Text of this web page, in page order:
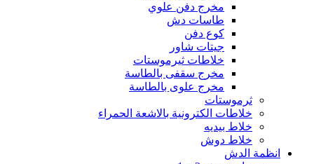
مخرج دفن علوي
طاسات دش
كوع دفن
جيتات شاور
خلاطات ثيرموستات
مخرج سقفى بالطاسة
مخرج علوى بالطاسة
ثرموستات
خلاطات الكترونية بالاشعة الحمراء
خلاط بيديه
خلاط دوش
انظمة الدش